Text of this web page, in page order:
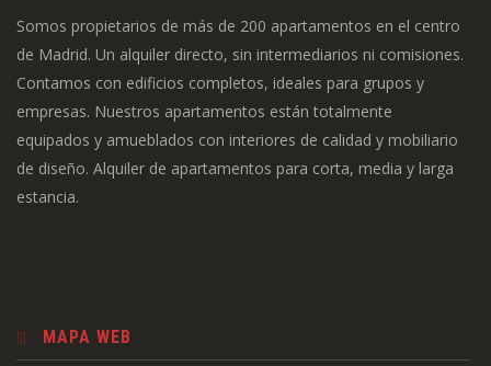
Somos propietarios de más de 200 apartamentos en el centro
de Madrid. Un alquiler directo, sin intermediarios ni comisiones.
Contamos con edificios completos, ideales para grupos y
empresas. Nuestros apartamentos están totalmente
equipados y amueblados con interiores de calidad y mobiliario
de diseño. Alquiler de apartamentos para corta, media y larga
estancia.
MAPA WEB